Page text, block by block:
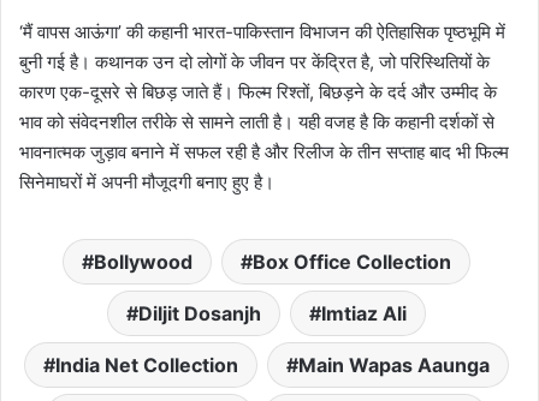
‘मैं वापस आऊंगा’ की कहानी भारत-पाकिस्तान विभाजन की ऐतिहासिक पृष्ठभूमि में
बुनी गई है। कथानक उन दो लोगों के जीवन पर केंद्रित है, जो परिस्थितियों के
कारण एक-दूसरे से बिछड़ जाते हैं। फिल्म रिश्तों, बिछड़ने के दर्द और उम्मीद के
भाव को संवेदनशील तरीके से सामने लाती है। यही वजह है कि कहानी दर्शकों से
भावनात्मक जुड़ाव बनाने में सफल रही है और रिलीज के तीन सप्ताह बाद भी फिल्म
सिनेमाघरों में अपनी मौजूदगी बनाए हुए है।
Bollywood Box Office Collection
Diljit Dosanjh Imtiaz Ali
India Net Collection Main Wapas Aaunga